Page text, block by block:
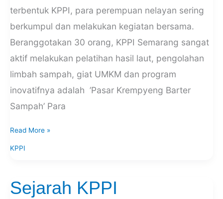
terbentuk KPPI, para perempuan nelayan sering
berkumpul dan melakukan kegiatan bersama.
Beranggotakan 30 orang, KPPI Semarang sangat
aktif melakukan pelatihan hasil laut, pengolahan
limbah sampah, giat UMKM dan program
inovatifnya adalah ’Pasar Krempyeng Barter
Sampah’ Para
Read More »
KPPI
Sejarah KPPI
Sejarah
KPPI